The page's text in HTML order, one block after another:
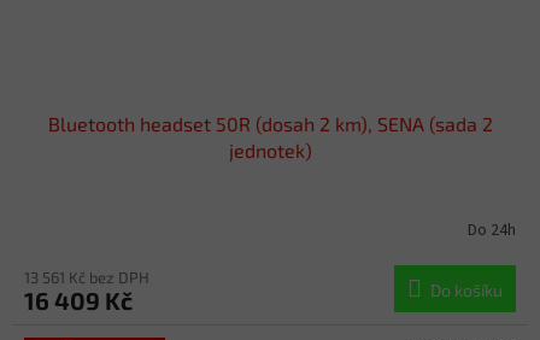
Bluetooth headset 50R (dosah 2 km), SENA (sada 2
jednotek)
Do 24h
13 561 Kč bez DPH
16 409 Kč Do košíku